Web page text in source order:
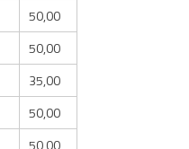
50,00
50,00
35,00
50,00
50,00